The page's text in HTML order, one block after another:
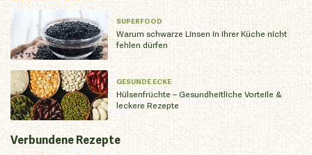
SUPERFOOD
Warum schwarze Linsen in Ihrer Küche nicht
fehlen dürfen
GESUNDE ECKE
Hülsenfrüchte – Gesundheitliche Vorteile &
leckere Rezepte
VerbundeneRezepte